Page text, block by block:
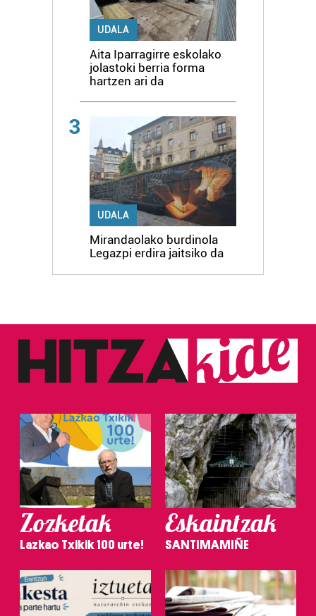
UDALA
Aita Iparragirre eskolako
jolastoki berria forma
hartzen ari da
3
UDALA
Mirandaolako burdinola
Legazpi erdira jaitsiko da
Zozketak
Lazkao Txikik 100 urte!
Eskaintzak
SANTIMAMIÑE